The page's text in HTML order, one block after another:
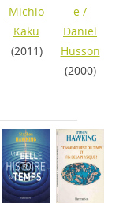
Michio
Kaku
(2011)
e /
Daniel
Husson
(2000)